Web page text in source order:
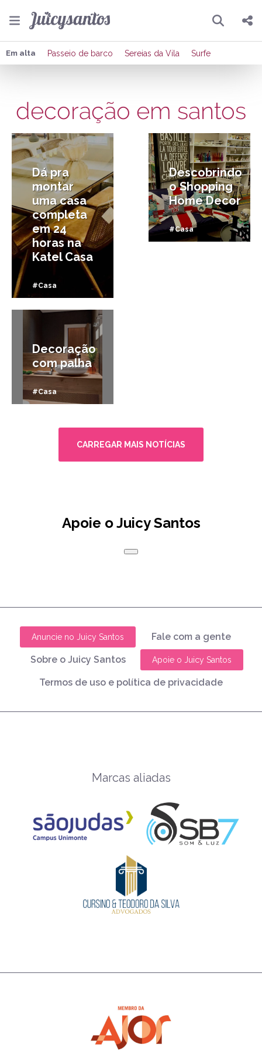
Pesquisar
Compartilhar
Enviar por Whatsapp
Publicar no Facebook
Publicar no X
Em alta Passeio de barco Sereias da Vila Surfe
decoração em santos
Dá pra
montar
uma casa
completa
em 24
horas na
Katel Casa
#Casa
Descobrindo
o Shopping
Home Decor
#Casa
20/01/2015
Decoração
com palha
#Casa
CARREGAR MAIS NOTÍCIAS
Apoie o Juicy Santos
Anuncie no Juicy Santos Fale com a gente
Sobre o Juicy Santos Apoie o Juicy Santos
Termos de uso e política de privacidade
Marcas aliadas